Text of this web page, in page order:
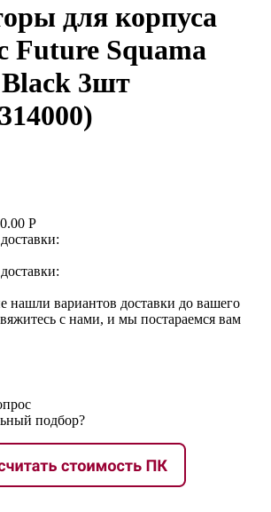
для корпуса
Future Squama
Black 3шт
Р
вариантов доставки до вашего
с нами, и мы постараемся вам
подбор?